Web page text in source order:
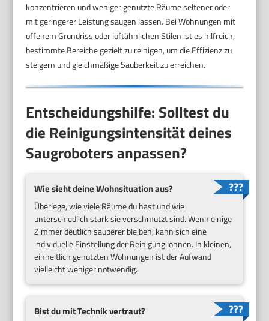
konzentrieren und weniger genutzte Räume seltener oder
mit geringerer Leistung saugen lassen. Bei Wohnungen mit
offenem Grundriss oder loftähnlichen Stilen ist es hilfreich,
bestimmte Bereiche gezielt zu reinigen, um die Effizienz zu
steigern und gleichmäßige Sauberkeit zu erreichen.
Entscheidungshilfe: Solltest du
die Reinigungsintensität deines
Saugroboters anpassen?
Wie sieht deine Wohnsituation aus?
Überlege, wie viele Räume du hast und wie
unterschiedlich stark sie verschmutzt sind. Wenn einige
Zimmer deutlich sauberer bleiben, kann sich eine
individuelle Einstellung der Reinigung lohnen. In kleinen,
einheitlich genutzten Wohnungen ist der Aufwand
vielleicht weniger notwendig.
Bist du mit Technik vertraut?